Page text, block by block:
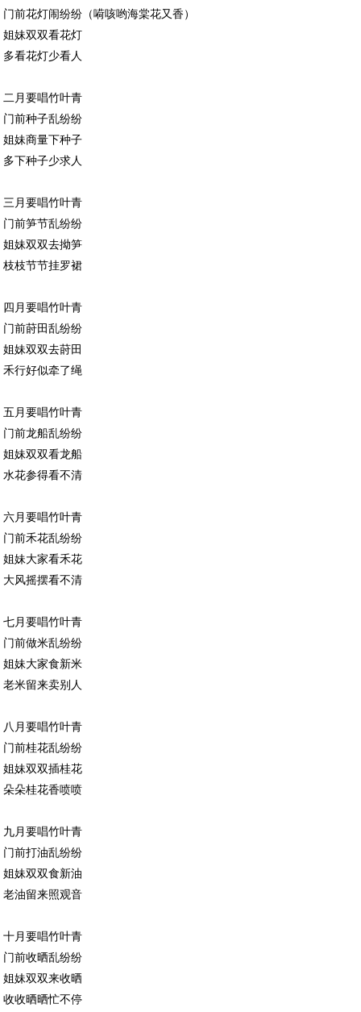
门前花灯闹纷纷（嗬咳哟海棠花又香）
姐妹双双看花灯
多看花灯少看人
二月要唱竹叶青
门前种子乱纷纷
姐妹商量下种子
多下种子少求人
三月要唱竹叶青
门前笋节乱纷纷
姐妹双双去拗笋
枝枝节节挂罗裙
四月要唱竹叶青
门前莳田乱纷纷
姐妹双双去莳田
禾行好似牵了绳
五月要唱竹叶青
门前龙船乱纷纷
姐妹双双看龙船
水花参得看不清
六月要唱竹叶青
门前禾花乱纷纷
姐妹大家看禾花
大风摇摆看不清
七月要唱竹叶青
门前做米乱纷纷
姐妹大家食新米
老米留来卖别人
八月要唱竹叶青
门前桂花乱纷纷
姐妹双双插桂花
朵朵桂花香喷喷
九月要唱竹叶青
门前打油乱纷纷
姐妹双双食新油
老油留来照观音
十月要唱竹叶青
门前收晒乱纷纷
姐妹双双来收晒
收收晒晒忙不停